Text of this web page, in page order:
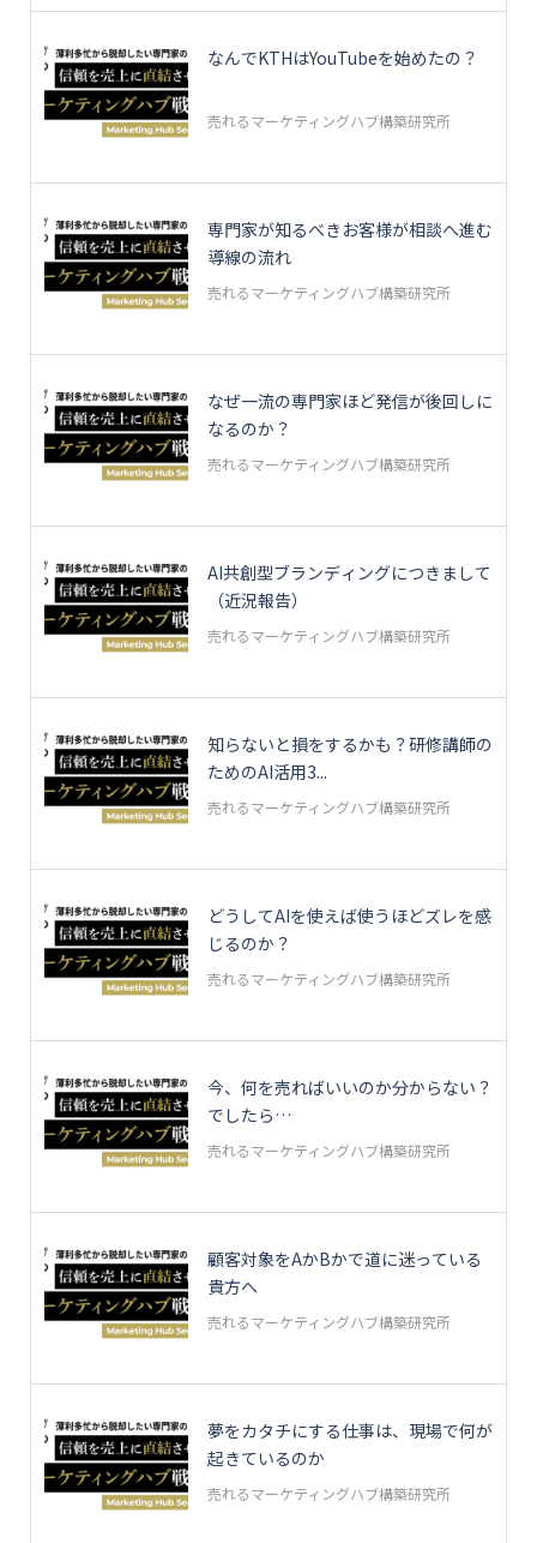
なんでKTHはYouTubeを始めたの？
売れるマーケティングハブ構築研究所
専門家が知るべきお客様が相談へ進む
導線の流れ
売れるマーケティングハブ構築研究所
なぜ一流の専門家ほど発信が後回しに
なるのか？
売れるマーケティングハブ構築研究所
AI共創型ブランディングにつきまして
（近況報告）
売れるマーケティングハブ構築研究所
知らないと損をするかも？研修講師の
ためのAI活用3...
売れるマーケティングハブ構築研究所
どうしてAIを使えば使うほどズレを感
じるのか？
売れるマーケティングハブ構築研究所
今、何を売ればいいのか分からない？
でしたら…
売れるマーケティングハブ構築研究所
顧客対象をAかBかで道に迷っている
貴方へ
売れるマーケティングハブ構築研究所
夢をカタチにする仕事は、現場で何が
起きているのか
売れるマーケティングハブ構築研究所